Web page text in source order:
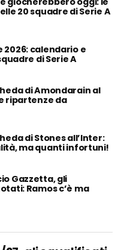
20 squadre di Serie A
calendario e
di Serie A
di Amondarain al
ripartenze da
di Stones all’Inter:
ma quanti infortuni!
Gazzetta, gli
Ramos c’è ma